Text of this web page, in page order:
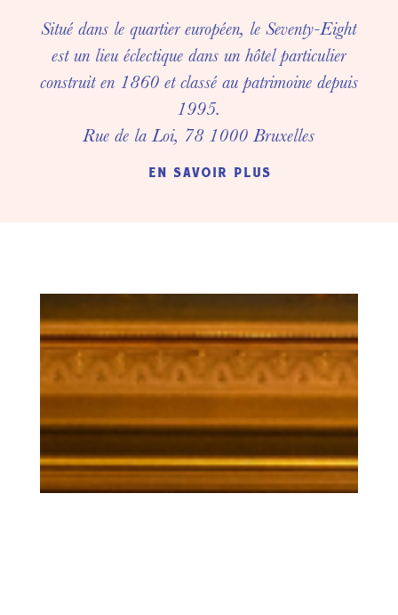
Situé dans le quartier européen, le Seventy-Eight
est un lieu éclectique dans un hôtel particulier
construit en 1860 et classé au patrimoine depuis
1995.
Rue de la Loi, 78 1000 Bruxelles
en savoir plus